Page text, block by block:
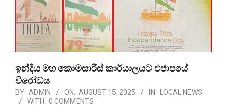
ඉන්දීය මහ කොමසාරිස් කාර්යාලයට එජාපයේ
විරෝධය
BY: ADMIN ON: AUGUST 15, 2025 IN:
LOCAL NEWS
WITH: 0 COMMENTS